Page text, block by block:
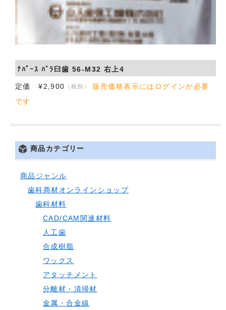
ﾅﾊﾟｰｽ ﾊﾞﾗ臼歯 56-M32 右上4
定価 ¥2,900 （税別）
販売価格表示にはログインが必要
です
商品カテゴリー
商品ジャンル
歯科商材オンラインショップ
歯科材料
CAD/CAM関連材料
人工歯
合成樹脂
ワックス
アタッチメント
分離材・清掃材
金属・合金線